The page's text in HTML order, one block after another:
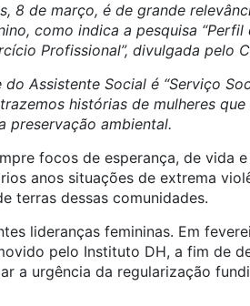
8 de março, é de grande
como indica a pesquisa “Perfil
Profissional”, divulgada pelo
Assistente Social é “Serviço
histórias de mulheres que
preservação ambiental.
focos de esperança, de vida
anos situações de extrema
terras dessas comunidades.
lideranças femininas. Em
pelo Instituto DH, a fim de
a urgência da regularização